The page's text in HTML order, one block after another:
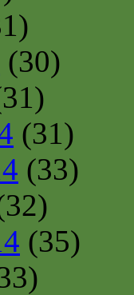
(30)
(31)
(33)
(35)